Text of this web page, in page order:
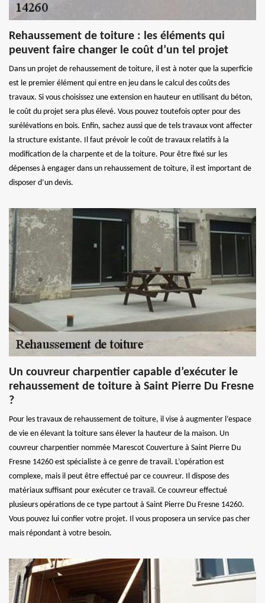
Rehaussement de toiture : les éléments qui
peuvent faire changer le coût d’un tel projet
Dans un projet de rehaussement de toiture, il est à noter que la superficie
est le premier élément qui entre en jeu dans le calcul des coûts des
travaux. Si vous choisissez une extension en hauteur en utilisant du béton,
le coût du projet sera plus élevé. Vous pouvez toutefois opter pour des
surélévations en bois. Enfin, sachez aussi que de tels travaux vont affecter
la structure existante. Il faut prévoir le coût de travaux relatifs à la
modification de la charpente et de la toiture. Pour être fixé sur les
dépenses à engager dans un rehaussement de toiture, il est important de
disposer d’un devis.
Un couvreur charpentier capable d’exécuter le
rehaussement de toiture à Saint Pierre Du Fresne
?
Pour les travaux de rehaussement de toiture, il vise à augmenter l’espace
de vie en élevant la toiture sans élever la hauteur de la maison. Un
couvreur charpentier nommée Marescot Couverture à Saint Pierre Du
Fresne 14260 est spécialiste à ce genre de travail. L’opération est
complexe, mais il peut être effectué par ce couvreur. Il dispose des
matériaux suffisant pour exécuter ce travail. Ce couvreur effectué
plusieurs opérations de ce type partout à Saint Pierre Du Fresne 14260.
Vous pouvez lui confier votre projet. Il vous proposera un service pas cher
mais répondant à votre besoin.